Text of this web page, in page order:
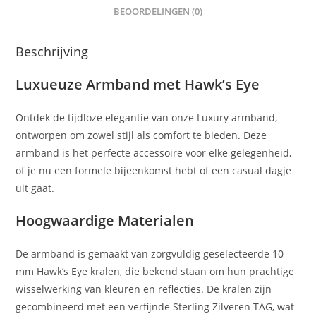
BEOORDELINGEN (0)
Beschrijving
Luxueuze Armband met Hawk’s Eye
Ontdek de tijdloze elegantie van onze Luxury armband,
ontworpen om zowel stijl als comfort te bieden. Deze
armband is het perfecte accessoire voor elke gelegenheid,
of je nu een formele bijeenkomst hebt of een casual dagje
uit gaat.
Hoogwaardige Materialen
De armband is gemaakt van zorgvuldig geselecteerde 10
mm Hawk’s Eye kralen, die bekend staan om hun prachtige
wisselwerking van kleuren en reflecties. De kralen zijn
gecombineerd met een verfijnde Sterling Zilveren TAG, wat